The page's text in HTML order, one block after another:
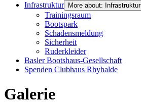
Infrastruktur
More about: Infrastruktur
Trainingsraum
Bootspark
Schadensmeldung
Sicherheit
Ruderkleider
Basler Bootshaus-Gesellschaft
Spenden Clubhaus Rhyhalde
Galerie